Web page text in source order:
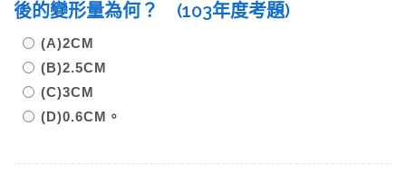
後的變形量為何？ (103年度考題)
(A)2CM
(B)2.5CM
(C)3CM
(D)0.6CM。